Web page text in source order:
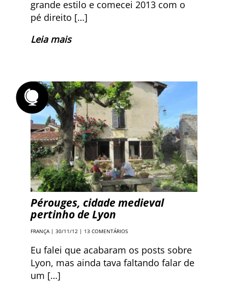
grande estilo e comecei 2013 com o
pé direito […]
Leia mais
Pérouges, cidade medieval
pertinho de Lyon
FRANÇA| 30/11/12 | 13 COMENTÁRIOS
Eu falei que acabaram os posts sobre
Lyon, mas ainda tava faltando falar de
um […]